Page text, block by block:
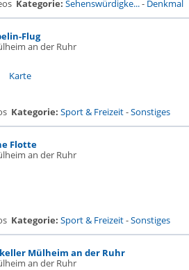
Kategorie: Sehenswürdigke...- Denkmal
Flug
an der Ruhr
Karte
Kategorie: Sport & Freizeit-Sonstiges
Flotte
an der Ruhr
Kategorie: Sport & Freizeit-Sonstiges
Mülheim an der Ruhr
an der Ruhr